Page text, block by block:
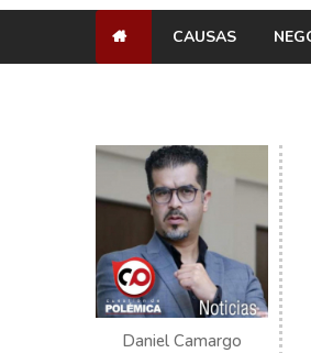
CAUSAS
Daniel Camargo